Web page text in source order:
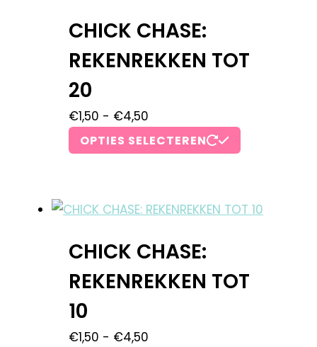
CHICK CHASE:
REKENREKKEN TOT
20
€1,50 - €4,50
OPTIES SELECTEREN
CHICK CHASE:
REKENREKKEN TOT
10
€1,50 - €4,50